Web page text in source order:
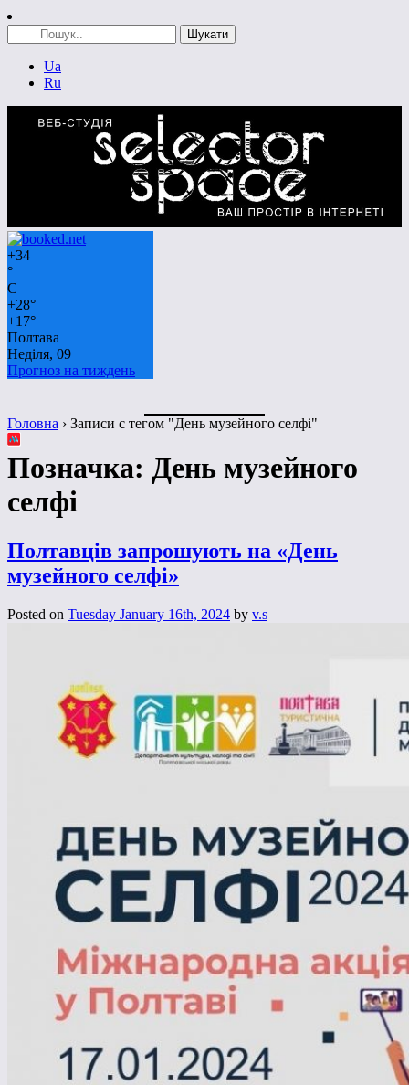
Ua
Ru
+34
°
C
+28°
+17°
Полтава
Неділя, 09
Прогноз на тиждень
Головна › Записи с тегом "День музейного селфі"
Позначка: День музейного
селфі
Полтавців запрошують на «День
музейного селфі»
Posted on Tuesday January 16th, 2024 by v.s